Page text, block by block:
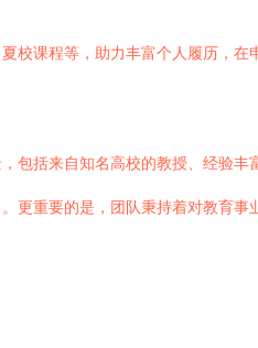
课程等，助力丰富个人履历，在
包括来自知名高校的教授、经验
更重要的是，团队秉持着对教育